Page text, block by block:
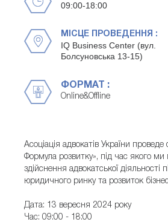
09:00-18:00
МІСЦЕ ПРОВЕДЕННЯ :
IQ Business Center (вул.
Болсуновська 13-15)
ФОРМАТ :
Online&Offline
Асоціація адвокатів України
Формула розвитку», під час якого
здійснення адвокатської діяльності
юридичного ринку та розвиток
Дата: 13 вересня 2024 року
Час: 09:00 - 18:00